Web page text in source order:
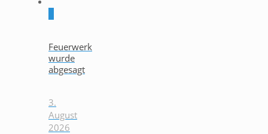
Feuerwerk
wurde
abgesagt
3.
August
2026